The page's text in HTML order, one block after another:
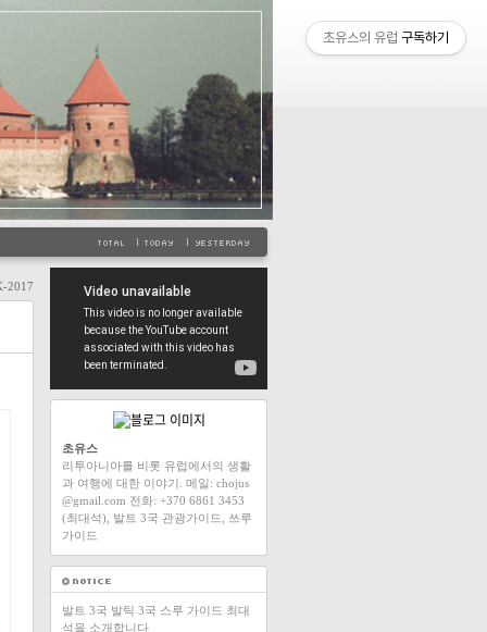
2017
초유스
리투아니아를 비롯 유럽에서의 생활
과 여행에 대한 이야기. 메일: chojus
@gmail.com 전화: +370 6861 3453
(최대석), 발트 3국 관광가이드, 쓰루
가이드
발트 3국 발틱 3국 스루 가이드 최대
석을 소개합니다
초유스의 유럽 구독하기